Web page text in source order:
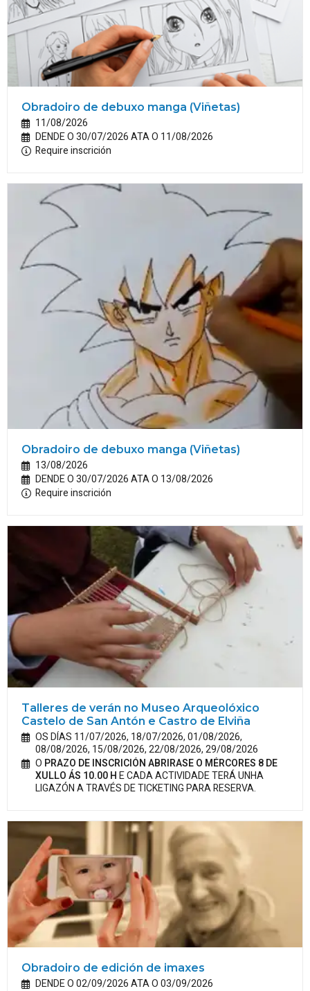
Obradoiro de debuxo manga (Viñetas)
11/08/2026
DENDE O 30/07/2026 ATA O 11/08/2026
Require inscrición
Obradoiro de debuxo manga (Viñetas)
13/08/2026
DENDE O 30/07/2026 ATA O 13/08/2026
Require inscrición
Talleres de verán no Museo Arqueolóxico
Castelo de San Antón e Castro de Elviña
OS DÍAS 11/07/2026, 18/07/2026, 01/08/2026,
08/08/2026, 15/08/2026, 22/08/2026, 29/08/2026
O PRAZO DE INSCRICIÓN ABRIRASE O MÉRCORES 8 DE
XULLO ÁS 10.00 HE CADA ACTIVIDADE TERÁ UNHA
LIGAZÓN A TRAVÉS DE TICKETING PARA RESERVA.
Obradoiro de edición de imaxes
DENDE O 02/09/2026 ATA O 03/09/2026